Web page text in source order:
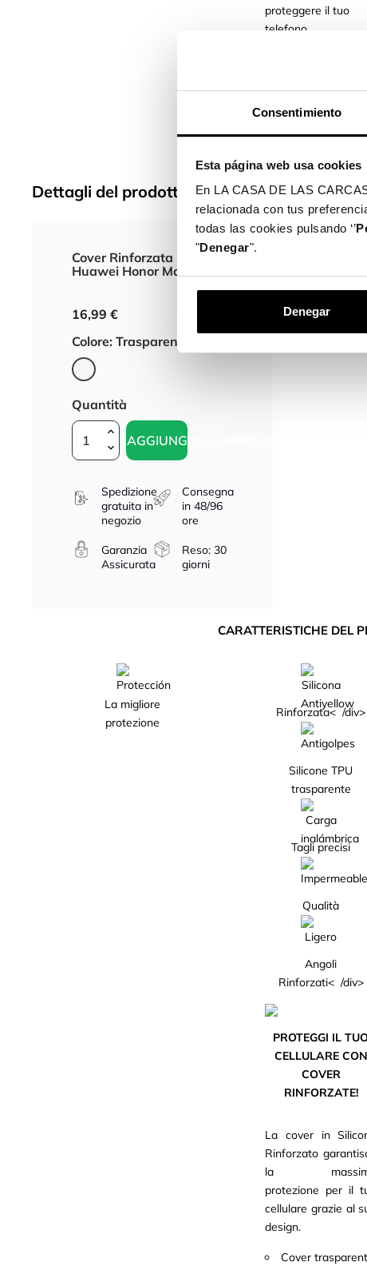
Consentimiento
Esta página web usa cookies
En LA CASA DE LAS
relacionada con tus
todas las cookies pulsando ‘’
"Denegar".
Denegar
proteggere il tuo
telefono.
di telefoni cellulari
disponibili per te!
Dettagli del prodotto
Cover Rinforzata per
Huawei Honor Magic6 Lite
16,99 €
Colore: Trasparente
Trasparente
Quantità
AGGIUNGI AL CARRELLO - 16,99 €
Spedizione
gratuita in
negozio
Consegna
in 48/96
ore
Garanzia
Assicurata
Reso: 30
giorni
Descrizione
CARATTERISTICHE DEL
La migliore
protezione
Rinforzata< /div>
Silicone TPU
trasparente
Tagli precisi
Qualità
Angoli
Rinforzati< /div>
PROTEGGI IL
CELLULARE CON
COVER
RINFORZATE!
La cover in
Rinforzato
la
protezione per il
cellulare grazie al
design.
Cover